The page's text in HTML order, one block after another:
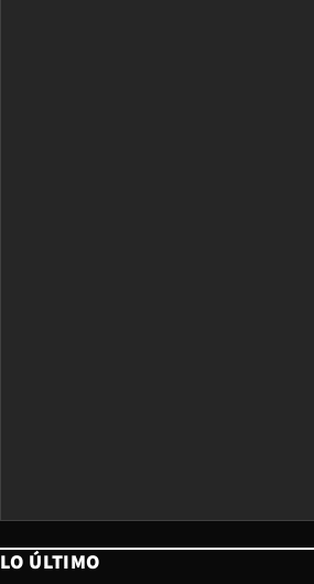
LO ÚLTIMO